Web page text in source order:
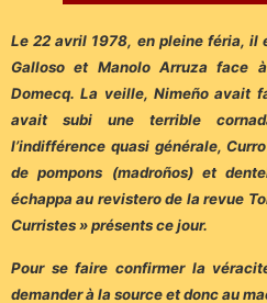
Le 22 avril 1978, en pleine féria, il
Galloso et Manolo Arruza face
Domecq. La veille, Nimeño avait
avait subi une terrible
l’indifférence quasi générale,
de pompons (madroños) et
échappa au revistero de la revue
Curristes » présents ce jour.
Pour se faire confirmer la
demander à la source et donc au